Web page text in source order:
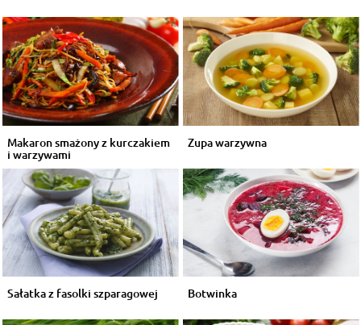
Makaron smażony z kurczakiem
i warzywami
Zupa warzywna
Sałatka z fasolki szparagowej Botwinka